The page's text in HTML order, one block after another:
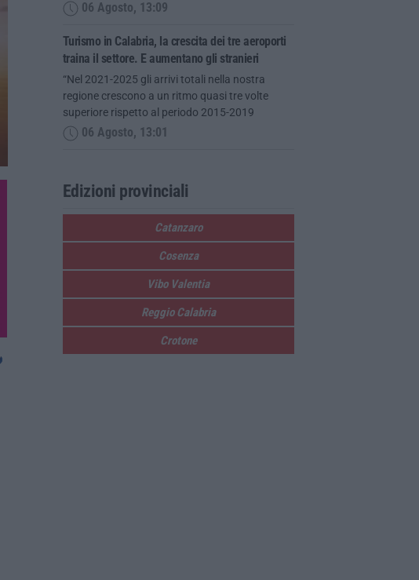
06 Agosto, 13:09
Turismo in Calabria, la crescita dei tre aeroporti
traina il settore. E aumentano gli stranieri
“Nel 2021-2025 gli arrivi totali nella nostra
regione crescono a un ritmo quasi tre volte
superiore rispetto al periodo 2015-2019
06 Agosto, 13:01
Edizioni provinciali
Catanzaro
Cosenza
Vibo Valentia
Reggio Calabria
Crotone